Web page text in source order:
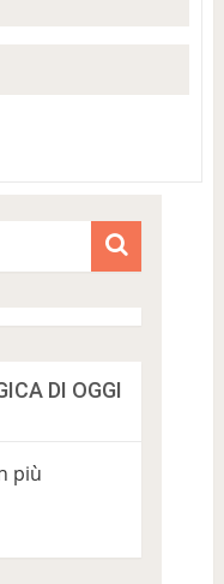
DI OGGI
più